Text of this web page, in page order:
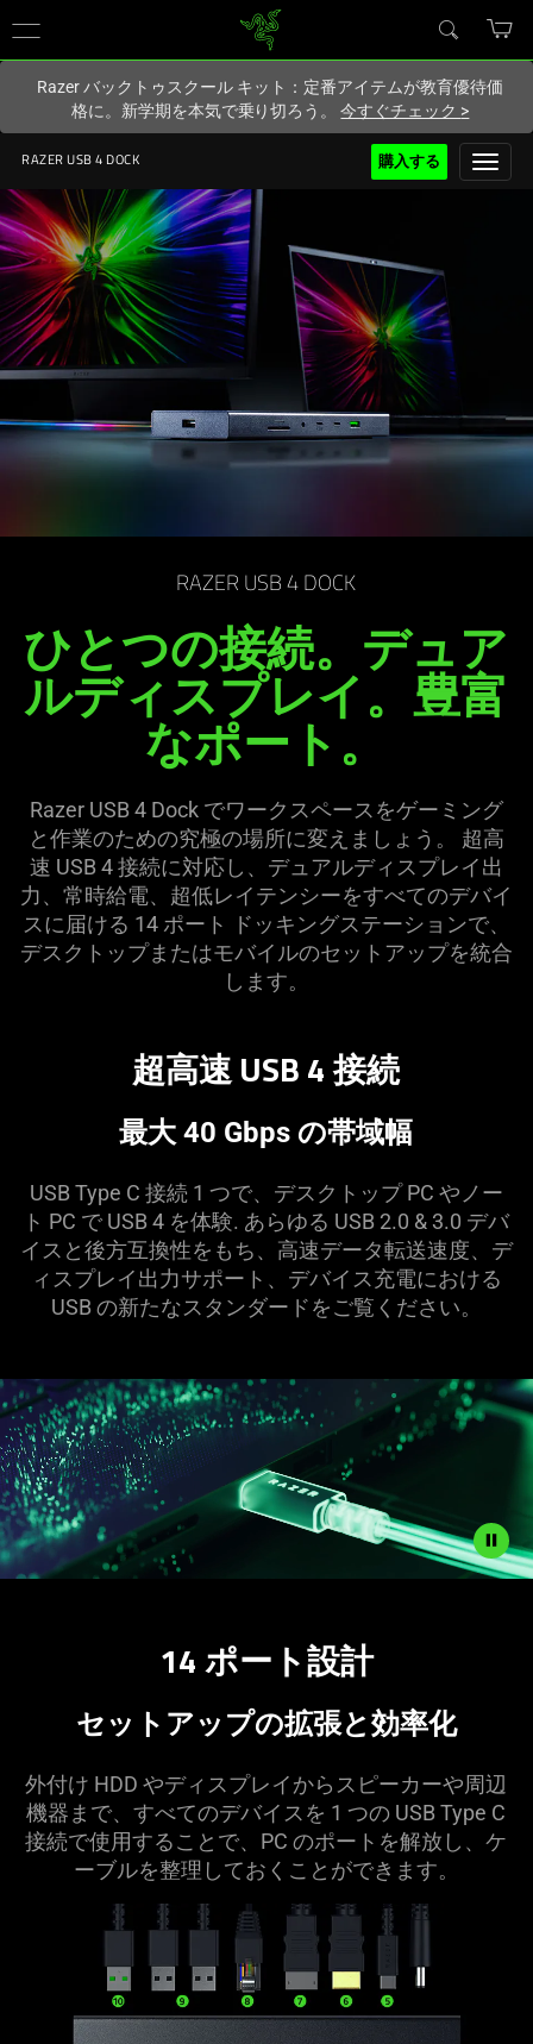
サイトにアクセスしています.
Razer バックトゥスクール キット：定番アイテムが教育優待価
格に。新学期を本気で乗り切ろう。今すぐチェック >
RAZER USB 4 DOCK 購入する
RAZER USB 4 DOCK
ひとつの接続。デュア
ルディスプレイ。豊富
なポート。
Razer USB 4 Dock でワークスペースをゲーミング
と作業のための究極の場所に変えましょう。 超高
速 USB 4 接続に対応し、デュアルディスプレイ出
力、常時給電、超低レイテンシーをすべてのデバイ
スに届ける 14 ポート ドッキングステーションで、
デスクトップまたはモバイルのセットアップを統合
し ます。
超高速 USB 4接続
最大 40 Gbps の帯域幅
USB Type C 接続 1 つで、デスクトップ PC やノー
ト PC で USB 4 を体験. あらゆる USB 2.0 & 3.0 デバ
イスと後方互換性をもち、高速データ転送速度、デ
ィスプレイ出力サポート、デバイス充電における
USB の新たなスタンダードをご覧ください。
video
animation
only
14 ポート設計
セットアップの拡張と効率化
外付け HDD やディスプレイからスピーカーや周辺
機器まで、すべてのデバイスを 1 つの USB Type C
接続で使用することで、PC のポートを解放し、ケ
ーブルを整理しておくことができ ます。